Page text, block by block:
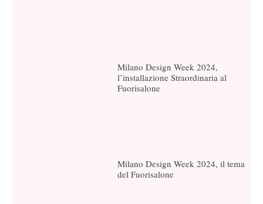
Milano Design Week 2024,
l’installazione Straordinaria al
Fuorisalone
Milano Design Week 2024, il tema
del Fuorisalone